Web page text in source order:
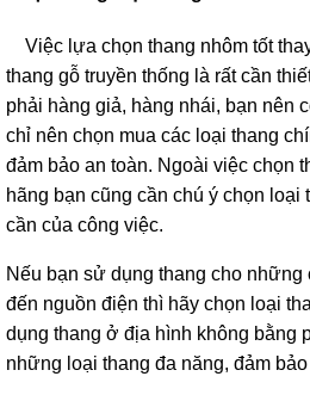
Việc lựa chọn thang nhôm tốt
thang gỗ truyền thống là rất cần
phải hàng giả, hàng nhái, bạn nên
chỉ nên chọn mua các loại thang
đảm bảo an toàn. Ngoài việc chọn
hãng bạn cũng cần chú ý chọn
cần của công việc.
Nếu bạn sử dụng thang cho những
đến nguồn điện thì hãy chọn loại
dụng thang ở địa hình không bằng
những loại thang đa năng, đảm